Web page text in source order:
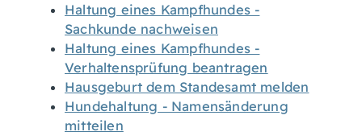
Haltung eines Kampfhundes -
Sachkunde nachweisen
Haltung eines Kampfhundes -
Verhaltensprüfung beantragen
Hausgeburt dem Standesamt melden
Hundehaltung - Namensänderung
mitteilen